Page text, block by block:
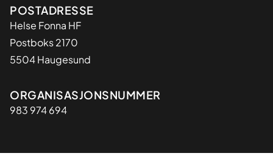
Adresse
POSTADRESSE
​Helse Fonna HF
Postboks 2170
5504 Haugesund
Organisasjon
ORGANISASJONSNUMMER
983 974 694